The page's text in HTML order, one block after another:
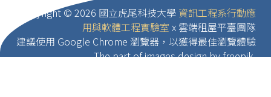
Copyright © 2026 國立虎尾科技大學 資訊工程系行動應
用與軟體工程實驗室 x 雲端租屋平臺團隊
建議使用 Google Chrome 瀏覽器，以獲得最佳瀏覽體驗
The part of images design by freepik.